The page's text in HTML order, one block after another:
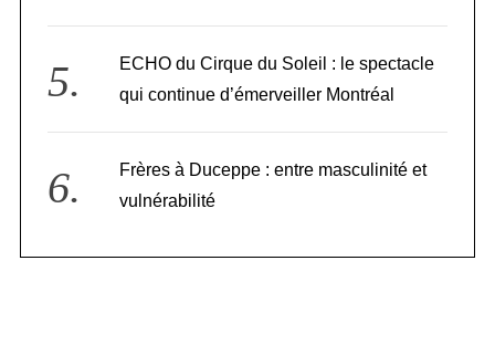
ECHO du Cirque du Soleil : le spectacle
qui continue d’émerveiller Montréal
Frères à Duceppe : entre masculinité et
vulnérabilité